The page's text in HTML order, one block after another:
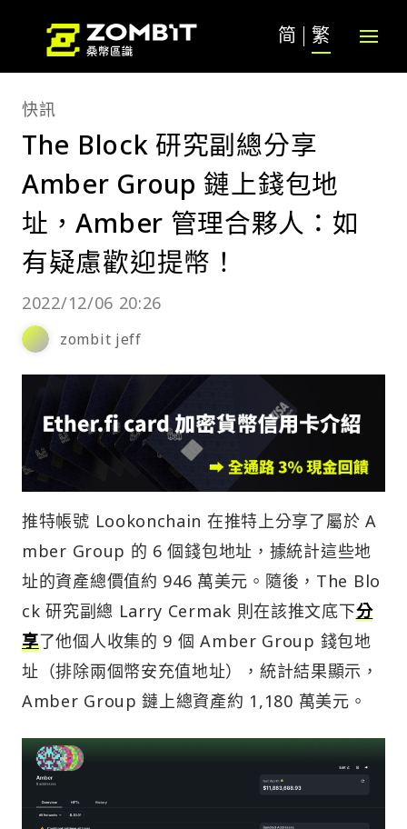
简 繁
快訊
The Block 研究副總分享
Amber Group 鏈上錢包地
址，Amber 管理合夥人：如
有疑慮歡迎提幣！
2022/12/06 20:26
zombit jeff
推特帳號 Lookonchain 在推特上分享了屬於 A
mber Group 的 6 個錢包地址，據統計這些地
址的資產總價值約 946 萬美元。隨後，The Blo
ck 研究副總 Larry Cermak 則在該推文底下分
享了他個人收集的 9 個 Amber Group 錢包地
址（排除兩個幣安充值地址），統計結果顯示，
Amber Group 鏈上總資產約 1,180 萬美元。